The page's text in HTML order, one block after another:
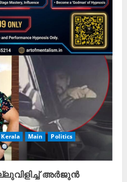
Kerala Main
Politics
അർജുൻ